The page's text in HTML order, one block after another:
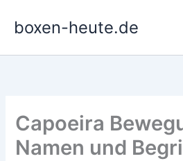
Inhaltboxen-heute.de
Capoeira
Namen und